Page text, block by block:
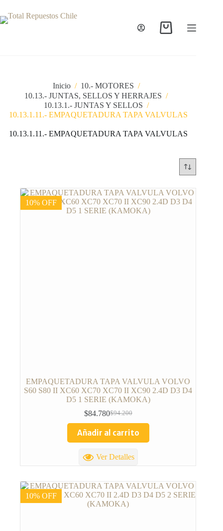
Inicio / 10.- MOTORES /
10.13.- JUNTAS, SELLOS Y HERRAJES /
10.13.1.- JUNTAS Y SELLOS /
10.13.1.11.- EMPAQUETADURA TAPA VALVULAS
10.13.1.11.- EMPAQUETADURA TAPA VALVULAS
10% OFF
EMPAQUETADURA TAPA VALVULA VOLVO
S60 S80 II XC60 XC70 XC70 II XC90 2.4D D3 D4
D5 1 SERIE (KAMOKA)
$94.200
$84.780
Añadir al carrito
Ver Detalles
10% OFF